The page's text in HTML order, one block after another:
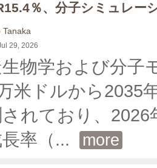
％、分子シミュレー
Tanaka
29, 2026
物学および分子
米ドルから2035
れており、
率（... more